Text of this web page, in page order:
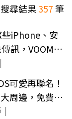
搜尋結果357筆
iPhone、安
訊，VOOM也
可愛再聯名！
周邊，免費杯
|